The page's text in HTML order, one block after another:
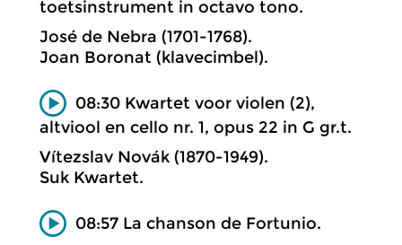
toetsinstrument in octavo tono.
José de Nebra (1701-1768).
Joan Boronat (klavecimbel).
08:30 Kwartet voor violen (2),
altviool en cello nr. 1, opus 22 in G gr.t.
Vítezslav Novák (1870-1949).
Suk Kwartet.
08:57 La chanson de Fortunio.